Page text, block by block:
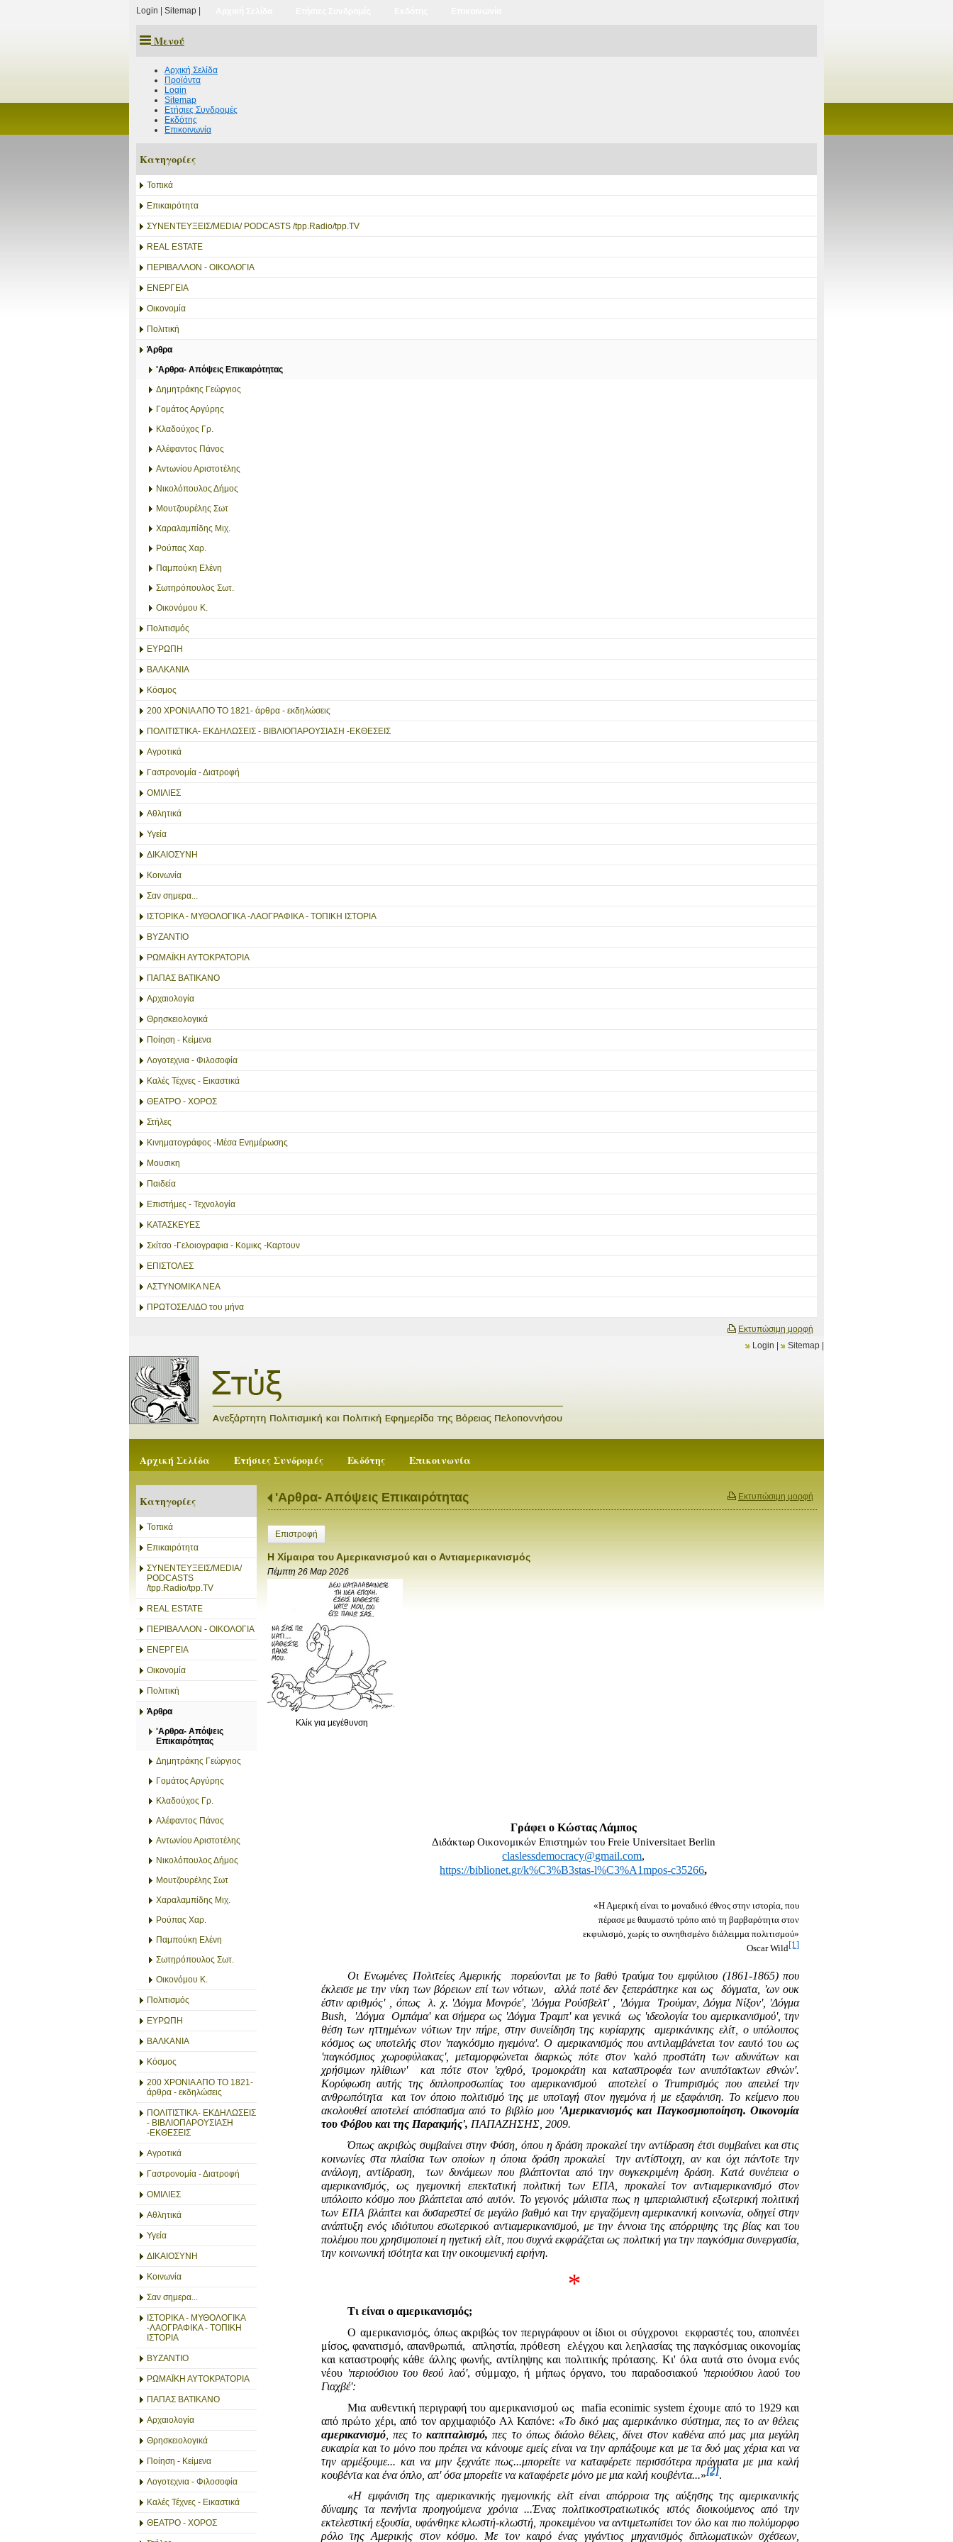
Login Sitemap
Μενού
Αρχική Σελίδα
Προϊόντα
Login
Sitemap
Ετήσιες Συνδρομές
Εκδότης
Επικοινωνία
Κατηγορίες
Τοπικά
Επικαιρότητα
ΣΥΝΕΝΤΕΥΞΕΙΣ/MEDIA/ PODCASTS /tpp.Radio/tpp.TV
REAL ESTATE
ΠΕΡΙΒΑΛΛΟΝ - ΟΙΚΟΛΟΓΙΑ
ΕΝΕΡΓΕΙΑ
Οικονομία
Πολιτική
Άρθρα
'Αρθρα- Απόψεις Επικαιρότητας
Δημητράκης Γεώργιος
Γομάτος Αργύρης
Κλαδούχος Γρ.
Αλέφαντος Πάνος
Αντωνίου Αριστοτέλης
Νικολόπουλος Δήμος
Μουτζουρέλης Σωτ
Χαραλαμπίδης Μιχ.
Ρούπας Χαρ.
Παμπούκη Ελένη
Σωτηρόπουλος Σωτ.
Οικονόμου Κ.
Πολιτισμός
ΕΥΡΩΠΗ
ΒΑΛΚΑΝΙΑ
Κόσμος
200 ΧΡΟΝΙΑ ΑΠΟ ΤΟ 1821- άρθρα - εκδηλώσεις
ΠΟΛΙΤΙΣΤΙΚΑ- ΕΚΔΗΛΩΣΕΙΣ - ΒΙΒΛΙΟΠΑΡΟΥΣΙΑΣΗ -ΕΚΘΕΣΕΙΣ
Αγροτικά
Γαστρονομία - Διατροφή
ΟΜΙΛΙΕΣ
Αθλητικά
Υγεία
ΔΙΚΑΙΟΣΥΝΗ
Κοινωνία
Σαν σημερα...
ΙΣΤΟΡΙΚΑ - ΜΥΘΟΛΟΓΙΚΑ -ΛΑΟΓΡΑΦΙΚΑ - ΤΟΠΙΚΗ ΙΣΤΟΡΙΑ
ΒΥΖΑΝΤΙΟ
ΡΩΜΑΪΚΗ ΑΥΤΟΚΡΑΤΟΡΙΑ
ΠΑΠΑΣ ΒΑΤΙΚΑΝΟ
Αρχαιολογία
Θρησκειολογικά
Ποίηση - Κείμενα
Λογοτεχνια - Φιλοσοφία
Καλές Τέχνες - Εικαστικά
ΘΕΑΤΡΟ - ΧΟΡΟΣ
Στήλες
Κινηματογράφος -Μέσα Ενημέρωσης
Μουσικη
Παιδεία
Επιστήμες - Τεχνολογία
ΚΑΤΑΣΚΕΥΕΣ
Σκίτσο -Γελοιογραφια - Κομικς -Καρτουν
ΕΠΙΣΤΟΛΕΣ
ΑΣΤΥΝΟΜΙΚΑ ΝΕΑ
ΠΡΩΤΟΣΕΛΙΔΟ του μήνα
Εκτυπώσιμη μορφή
Login
Sitemap
Αρχική Σελίδα Ετήσιες Συνδρομές Εκδότης Επικοινωνία
Κατηγορίες
Τοπικά
Επικαιρότητα
ΣΥΝΕΝΤΕΥΞΕΙΣ/MEDIA/
PODCASTS
/tpp.Radio/tpp.TV
REAL ESTATE
ΠΕΡΙΒΑΛΛΟΝ - ΟΙΚΟΛΟΓΙΑ
ΕΝΕΡΓΕΙΑ
Οικονομία
Πολιτική
Άρθρα
'Αρθρα- Απόψεις
Επικαιρότητας
Δημητράκης Γεώργιος
Γομάτος Αργύρης
Κλαδούχος Γρ.
Αλέφαντος Πάνος
Αντωνίου Αριστοτέλης
Νικολόπουλος Δήμος
Μουτζουρέλης Σωτ
Χαραλαμπίδης Μιχ.
Ρούπας Χαρ.
Παμπούκη Ελένη
Σωτηρόπουλος Σωτ.
Οικονόμου Κ.
Πολιτισμός
ΕΥΡΩΠΗ
ΒΑΛΚΑΝΙΑ
Κόσμος
200 ΧΡΟΝΙΑ ΑΠΟ ΤΟ 1821-
άρθρα - εκδηλώσεις
ΠΟΛΙΤΙΣΤΙΚΑ- ΕΚΔΗΛΩΣΕΙΣ
- ΒΙΒΛΙΟΠΑΡΟΥΣΙΑΣΗ
-ΕΚΘΕΣΕΙΣ
Αγροτικά
Γαστρονομία - Διατροφή
ΟΜΙΛΙΕΣ
Αθλητικά
Υγεία
ΔΙΚΑΙΟΣΥΝΗ
Κοινωνία
Σαν σημερα...
ΙΣΤΟΡΙΚΑ - ΜΥΘΟΛΟΓΙΚΑ
-ΛΑΟΓΡΑΦΙΚΑ - ΤΟΠΙΚΗ
ΙΣΤΟΡΙΑ
ΒΥΖΑΝΤΙΟ
ΡΩΜΑΪΚΗ ΑΥΤΟΚΡΑΤΟΡΙΑ
ΠΑΠΑΣ ΒΑΤΙΚΑΝΟ
Αρχαιολογία
Θρησκειολογικά
Ποίηση - Κείμενα
Λογοτεχνια - Φιλοσοφία
Καλές Τέχνες - Εικαστικά
ΘΕΑΤΡΟ - ΧΟΡΟΣ
Εκτυπώσιμη μορφή
'Αρθρα- Απόψεις Επικαιρότητας
Επιστροφή
Η Χίμαιρα του Αμερικανισμού και ο Αντιαμερικανισμός
Πέμπτη 26 Μαρ 2026
Κλίκ για μεγέθυνση
Γράφει ο Κώστας Λάμπος
Διδάκτωρ Οικονομικών Επιστημών του Freie Universitaet Berlin
claslessdemocracy@gmail.com,
https://biblionet.gr/k%C3%B3stas-l%C3%A1mpos-c35266,
«Η Αμερική είναι το μοναδικό έθνος στην ιστορία, που
πέρασε με θαυμαστό τρόπο από τη βαρβαρότητα στον
εκφυλισμό, χωρίς το συνηθισμένο διάλειμμα πολιτισμού»
Oscar Wild[1]
Οι Ενωμένες Πολιτείες Αμερικής
πορεύονται με το βαθύ τραύμα του εμφύλιου (1861-1865) που
έκλεισε με την νίκη των βόρειων επί των νότιων,
αλλά ποτέ δεν ξεπεράστηκε και ως
δόγματα, 'ων ουκ
έστιν αριθμός' , όπως
λ. χ. 'Δόγμα Μονρόε', 'Δόγμα Ρούσβελτ' , 'Δόγμα
Τρούμαν, Δόγμα Νίξον', 'Δόγμα
Βush, 'Δόγμα Ομπάμα' και σήμερα ως 'Δόγμα Τραμπ' και γενικά
ως 'ιδεολογία του αμερικανισμού', την
θέση των ηττημένων νότιων την πήρε, στην συνείδηση της κυρίαρχης
αμερικάνικης ελίτ, ο υπόλοιπος
κόσμος ως υποτελής στον 'παγκόσμιο ηγεμόνα'. Ο αμερικανισμός που αντιλαμβάνεται τον εαυτό του ως
'παγκόσμιος χωροφύλακας', μεταμορφώνεται διαρκώς πότε στον 'καλό προστάτη των αδυνάτων και
χρήσιμων ηλίθιων'
και πότε στον 'εχθρό, τρομοκράτη και καταστροφέα των ανυπότακτων εθνών'.
Κορύφωση αυτής της διπλοπροσωπίας του αμερικανισμού
αποτελεί ο Trumpισμός που απειλεί την
ανθρωπότητα
και τον όποιο πολιτισμό της με υποταγή στον ηγεμόνα ή με εξαφάνιση. Το κείμενο που
ακολουθεί αποτελεί απόσπασμα από το βιβλίο μου 'Αμερικανισμός και Παγκοσμιοποίηση. Οικονομία
του Φόβου και της Παρακμής', ΠΑΠΑΖΗΣΗΣ, 2009.
Όπως ακριβώς συμβαίνει στην Φύση, όπου η δράση προκαλεί την αντίδραση έτσι συμβαίνει και στις
κοινωνίες στα πλαίσια των οποίων η όποια δράση προκαλεί
την αντίστοιχη, αν και όχι πάντοτε την
ανάλογη, αντίδραση,
των δυνάμεων που βλάπτονται από την συγκεκριμένη δράση. Κατά συνέπεια ο
αμερικανισμός, ως ηγεμονική επεκτατική πολιτική των ΕΠΑ, προκαλεί τον αντιαμερικανισμό στον
υπόλοιπο κόσμο που βλάπτεται από αυτόν. Το γεγονός μάλιστα πως η ιμπεριαλιστική εξωτερική πολιτική
των ΕΠΑ βλάπτει και δυσαρεστεί σε μεγάλο βαθμό και την εργαζόμενη αμερικανική κοινωνία, οδηγεί στην
ανάπτυξη ενός ιδιότυπου εσωτερικού αντιαμερικανισμού, με την έννοια της απόρριψης της βίας και του
πολέμου που χρησιμοποιεί η ηγετική ελίτ, που συχνά εκφράζεται ως πολιτική για την παγκόσμια συνεργασία,
την κοινωνική ισότητα και την οικουμενική ειρήνη.
*
Τι είναι ο αμερικανισμός;
Ο αμερικανισμός, όπως ακριβώς τον περιγράφουν οι ίδιοι οι σύγχρονοι
εκφραστές του, αποπνέει
μίσος, φανατισμό, απανθρωπιά,
απληστία, πρόθεση ελέγχου και λεηλασίας της παγκόσμιας οικονομίας
και καταστροφής κάθε άλλης φωνής, αντίληψης και πολιτικής πρότασης. Κι' όλα αυτά στο όνομα ενός
νέου 'περιούσιου του θεού λαό', σύμμαχο, ή μήπως όργανο, του παραδοσιακού 'περιούσιου λαού του
Γιαχβέ':
Μια αυθεντική περιγραφή του αμερικανισμού ως
mafia econimic system έχουμε από το 1929 και
από πρώτο χέρι, από τον αρχιμαφιόζο Αλ Καπόνε: «Το δικό μας αμερικάνικο σύστημα, πες το αν θέλεις
αμερικανισμό, πες τοκαπιταλισμό, πες το όπως διάολο θέλεις, δίνει στον καθένα από μας μια μεγάλη
ευκαιρία και το μόνο που πρέπει να κάνουμε εμείς είναι να την αρπάξουμε και με τα δυό μας χέρια και να
την αρμέξουμε... και να μην ξεχνάτε πως...μπορείτε να καταφέρετε περισσότερα πράγματα με μια καλή
κουβέντα και ένα όπλο, απ' όσα μπορείτε να καταφέρετε μόνο με μια καλή κουβέντα...»[2].
«Η εμφάνιση της αμερικανικής ηγεμονικής ελίτ είναι απόρροια της αύξησης της αμερικανικής
δύναμης τα πενήντα προηγούμενα χρόνια ...Ένας πολιτικοστρατιωτικός ιστός διοικούμενος από την
εκτελεστική εξουσία, υφάνθηκε κλωστή-κλωστή, προκειμένου να αντιμετωπίσει τον όλο και πιο πολύμορφο
ρόλο της Αμερικής στον κόσμο. Με τον καιρό ένας γιγάντιος μηχανισμός διπλωματικών σχέσεων,